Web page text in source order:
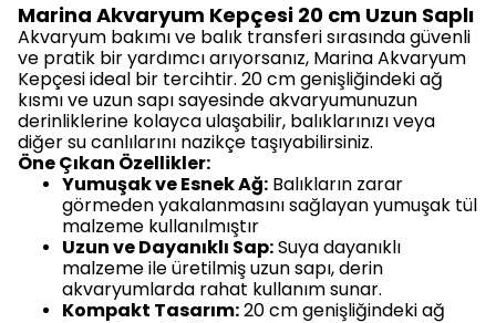
Marina Akvaryum Kepçesi 20 cm Uzun Saplı
Akvaryum bakımı ve balık transferi sırasında güvenli
ve pratik bir yardımcı arıyorsanız, Marina Akvaryum
Kepçesi ideal bir tercihtir. 20 cm genişliğindeki ağ
kısmı ve uzun sapı sayesinde akvaryumunuzun
derinliklerine kolayca ulaşabilir, balıklarınızı veya
diğer su canlılarını nazikçe taşıyabilirsiniz.
Öne Çıkan Özellikler:
Yumuşak ve Esnek Ağ: Balıkların zarar
görmeden yakalanmasını sağlayan yumuşak tül
malzeme kullanılmıştır
Uzun ve Dayanıklı Sap:Suya dayanıklı
malzeme ile üretilmiş uzun sapı, derin
akvaryumlarda rahat kullanım sunar.
Kompakt Tasarım:20 cm genişliğindeki ağ